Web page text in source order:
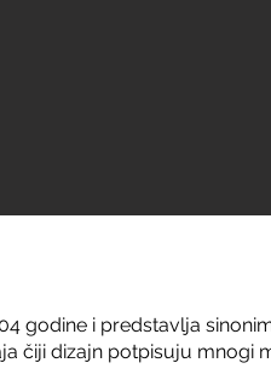
godine i predstavlja
čiji dizajn potpisuju mnogi